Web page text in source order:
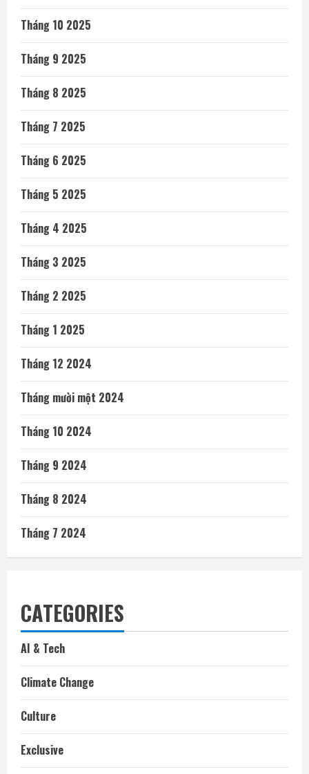
Tháng 10 2025
Tháng 9 2025
Tháng 8 2025
Tháng 7 2025
Tháng 6 2025
Tháng 5 2025
Tháng 4 2025
Tháng 3 2025
Tháng 2 2025
Tháng 1 2025
Tháng 12 2024
Tháng mười một 2024
Tháng 10 2024
Tháng 9 2024
Tháng 8 2024
Tháng 7 2024
CATEGORIES
AI & Tech
Climate Change
Culture
Exclusive